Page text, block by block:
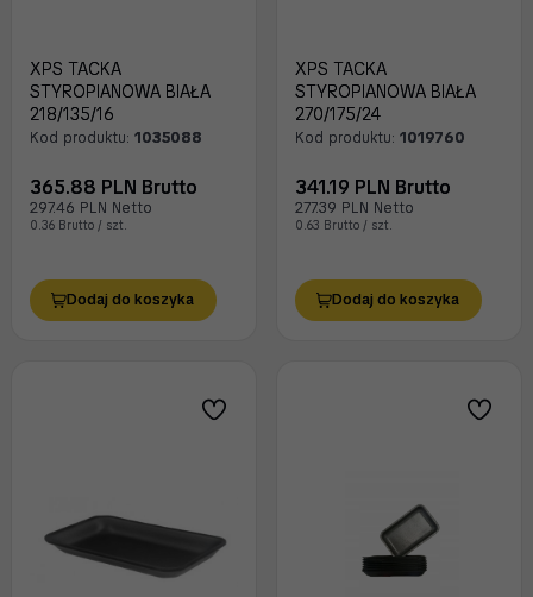
XPS TACKA
STYROPIANOWA BIAŁA
218/135/16
Kod produktu: 1035088
365.88 PLN Brutto
297.46 PLN Netto
0.36 Brutto / szt.
Dodaj do koszyka
XPS TACKA
STYROPIANOWA BIAŁA
270/175/24
Kod produktu: 1019760
341.19 PLN Brutto
277.39 PLN Netto
0.63 Brutto / szt.
Dodaj do koszyka